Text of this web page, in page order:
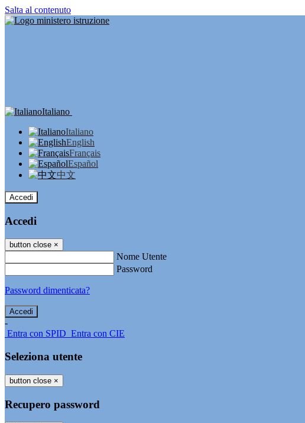
Salta al contenuto
Italiano
Italiano
English
Français
Español
中文
Accedi
Accedi
button close ×
Nome Utente
Password
Password dimenticata?
-
Entra con SPID Entra con CIE
Seleziona utente
button close ×
Recupero password